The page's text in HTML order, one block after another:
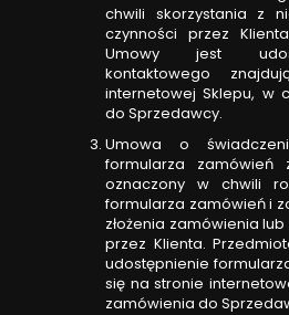
chwili skorzystania z
czynności przez
Umowy jest
kontaktowego
internetowej Sklepu, w
do Sprzedawcy.
Umowa o
formularza
oznaczony w chwili
formularza zamówień i
złożenia zamówienia
przez Klienta.
udostępnienie
się na stronie
zamówienia do